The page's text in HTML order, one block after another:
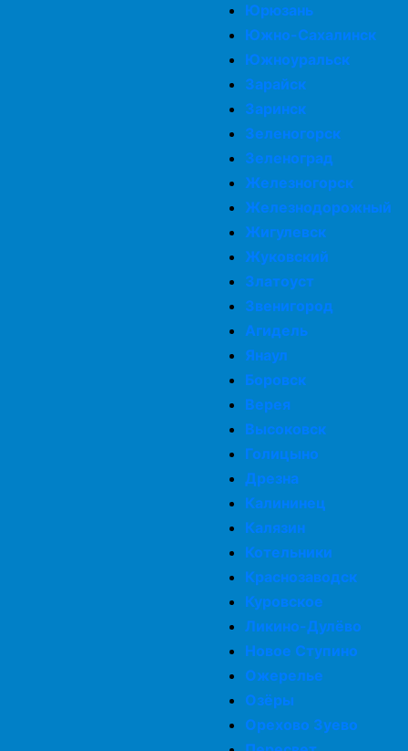
Юрюзань
Южно-Сахалинск
Южноуральск
Зарайск
Заринск
Зеленогорск
Зеленоград
Железногорск
Железнодорожный
Жигулевск
Жуковский
Златоуст
Звенигород
Агидель
Янаул
Боровск
Верея
Высоковск
Голицыно
Дрезна
Калининец
Калязин
Котельники
Краснозаводск
Куровское
Ликино-Дулёво
Новое Ступино
Ожерелье
Озёры
Орехово Зуево